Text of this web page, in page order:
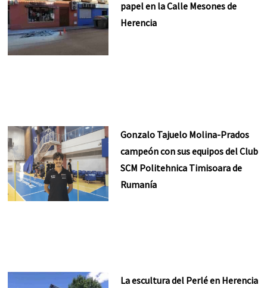
papel en la Calle Mesones de
Herencia
Gonzalo Tajuelo Molina-Prados
campeón con sus equipos del Club
SCM Politehnica Timisoara de
Rumanía
La escultura del Perlé en Herencia